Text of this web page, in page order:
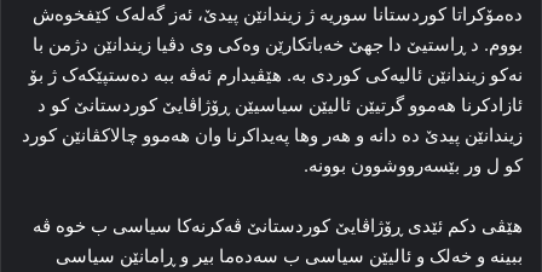
ده‌مۆکراتا کوردستانا سوریه‌ ژ زیندانێن پیدێ، ئەز گه‌له‌ک کێفخوه‌ش
بووم. د ڕاستیێ دا جهێ خه‌باتکارێن وه‌کی وی دڤیا زیندانێن دژمن با
نه‌کو زیندانێن ئالیه‌کی کوردی بە. هێڤیدارم ئه‌ڤه‌ ببه‌ ده‌ستپێکه‌ک ژ بۆ
ئازادکرنا هه‌موو گرتیێن ئالیێن سیاسیێن ڕۆژاڤایێ کوردستانێ کو د
زیندانێن پیدێ ده‌ دانه‌ و هه‌ر وها په‌یداکرنا وان هه‌موو چالاکڤانێن کورد
کو ل ور بێسه‌رووشوون بوونه‌.
هێڤی دکم ئێدی ڕۆژاڤایێ کوردستانێ ڤه‌کرنه‌کا سیاسی ب خوه‌ ڤه‌
ببینه‌ و خه‌لک و ئالیێن سیاسی ب سه‌ده‌ما بیر و ڕامانێن سیاسی